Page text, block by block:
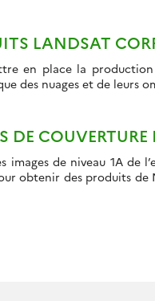
LANDSAT
en place la
des nuages et de leurs
DE
images de niveau 1A de
obtenir des produits